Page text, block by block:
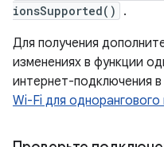
ionsSupported()
.
Для получения
изменениях в функции
интернет-подключения
Wi-Fi для